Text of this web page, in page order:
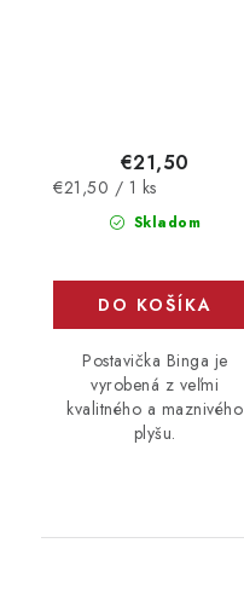
Skladom
€21,50
Jednotková
€21,50 / 1 ks
DO KOŠÍKA
Postavička Binga je
vyrobená z veľmi
kvalitného a maznivého
plyšu.